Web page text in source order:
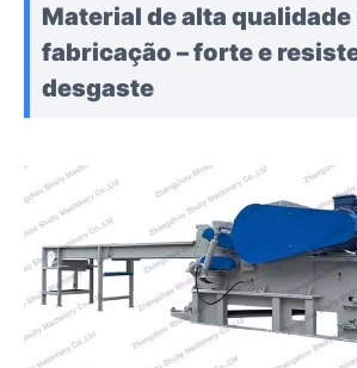
Material de alta qualidade
fabricação – forte e
desgaste